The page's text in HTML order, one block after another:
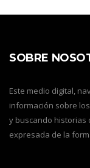
SOBRE
Este medio digital,
información sobre
y buscando historias
expresada de la